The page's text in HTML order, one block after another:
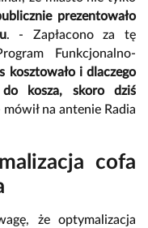
prezentowało
. - Zapłacono za tę
Funkcjonalno-
kosztowało i dlaczego
kosza, skoro dziś
na antenie Radia
cofa
że optymalizacja